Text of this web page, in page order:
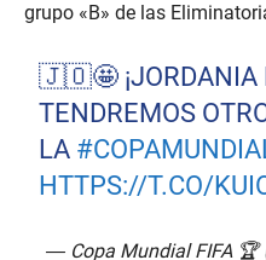
grupo «B» de las
🇯🇴🤩 ¡JORDANIA
TENDREMOS
LA
HTTPS://T.CO/
— Copa Mundial FIFA 🏆